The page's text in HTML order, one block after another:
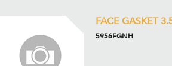
FACE GASKET
5956FGNH